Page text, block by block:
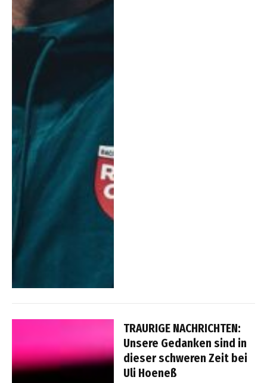
TRAURIGE NACHRICHTEN:
Unsere Gedanken sind in
dieser schweren Zeit bei
Uli Hoeneß